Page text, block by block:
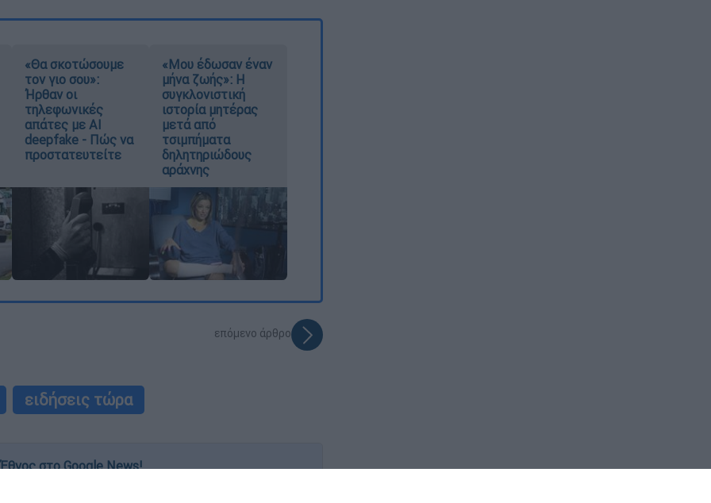
«Θα σκοτώσουμε
τον γιο σου»:
Ήρθαν οι
τηλεφωνικές
απάτες με AI
deepfake - Πώς να
προστατευτείτε
«Μου έδωσαν έναν
μήνα ζωής»: Η
συγκλονιστική
ιστορία μητέρας
μετά από
τσιμπήματα
δηλητηριώδους
αράχνης
επόμενο άρθρο
ειδήσεις τώρα
στο Google News!